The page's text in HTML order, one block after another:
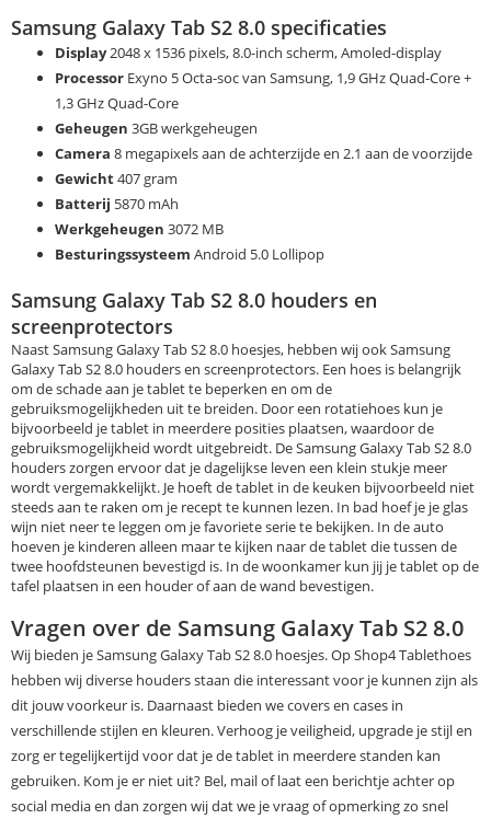
Samsung Galaxy Tab S2 8.0 specificaties
Display2048 x 1536 pixels, 8.0-inch scherm, Amoled-display
Processor Exyno 5 Octa-soc van Samsung, 1,9 GHz Quad-Core +
1,3 GHz Quad-Core
Geheugen 3GB werkgeheugen
Camera 8 megapixels aan de achterzijde en 2.1 aan de voorzijde
Gewicht407 gram
Batterij 5870 mAh
Werkgeheugen 3072 MB
Besturingssysteem Android 5.0 Lollipop
Samsung Galaxy Tab S2 8.0 houders en
screenprotectors
Naast Samsung Galaxy Tab S2 8.0 hoesjes, hebben wij ook Samsung
Galaxy Tab S2 8.0 houders en screenprotectors. Een hoes is belangrijk
om de schade aan je tablet te beperken en om de
gebruiksmogelijkheden uit te breiden. Door een rotatiehoes kun je
bijvoorbeeld je tablet in meerdere posities plaatsen, waardoor de
gebruiksmogelijkheid wordt uitgebreidt. De Samsung Galaxy Tab S2 8.0
houders zorgen ervoor dat je dagelijkse leven een klein stukje meer
wordt vergemakkelijkt. Je hoeft de tablet in de keuken bijvoorbeeld niet
steeds aan te raken om je recept te kunnen lezen. In bad hoef je je glas
wijn niet neer te leggen om je favoriete serie te bekijken. In de auto
hoeven je kinderen alleen maar te kijken naar de tablet die tussen de
twee hoofdsteunen bevestigd is. In de woonkamer kun jij je tablet op de
tafel plaatsen in een houder of aan de wand bevestigen.
Vragen over de Samsung Galaxy Tab S2 8.0
Wij bieden je Samsung Galaxy Tab S2 8.0 hoesjes. Op Shop4 Tablethoes
hebben wij diverse houders staan die interessant voor je kunnen zijn als
dit jouw voorkeur is. Daarnaast bieden we covers en cases in
verschillende stijlen en kleuren. Verhoog je veiligheid, upgrade je stijl en
zorg er tegelijkertijd voor dat je de tablet in meerdere standen kan
gebruiken. Kom je er niet uit? Bel, mail of laat een berichtje achter op
social media en dan zorgen wij dat we je vraag of opmerking zo snel